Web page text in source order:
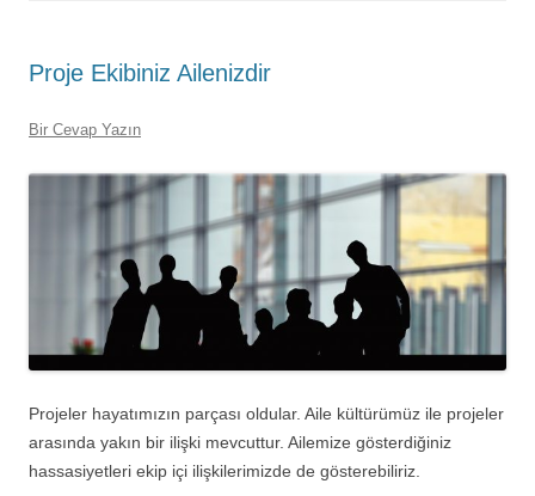
Proje Ekibiniz Ailenizdir
Bir Cevap Yazın
Projeler hayatımızın parçası oldular. Aile kültürümüz ile projeler
arasında yakın bir ilişki mevcuttur. Ailemize gösterdiğiniz
hassasiyetleri ekip içi ilişkilerimizde de gösterebiliriz.